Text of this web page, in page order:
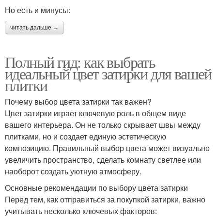
Но есть и минусы:
читать дальше →
Полный гид: как выбрать
идеальный цвет затирки для вашей
плитки
Почему выбор цвета затирки так важен?
Цвет затирки играет ключевую роль в общем виде
вашего интерьера. Он не только скрывает швы между
плитками, но и создает единую эстетическую
композицию. Правильный выбор цвета может визуально
увеличить пространство, сделать комнату светлее или
наоборот создать уютную атмосферу.
Основные рекомендации по выбору цвета затирки
Перед тем, как отправиться за покупкой затирки, важно
учитывать несколько ключевых факторов: